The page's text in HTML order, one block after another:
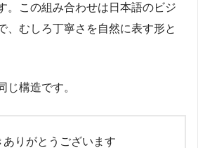
。この組み合わせは日本語のビジ
、むしろ丁寧さを自然に表す形と
じ構造です。
ありがとうございます